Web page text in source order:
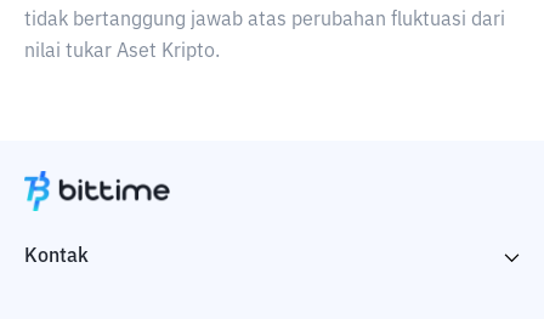
tidak bertanggung jawab atas perubahan fluktuasi dari
nilai tukar Aset Kripto.
Kontak